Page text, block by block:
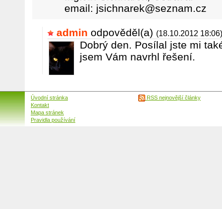
email: jsichnarek@seznam.cz
admin odpověděl(a) (18.10.2012 18:06)
Dobrý den. Posílal jste mi
jsem Vám navrhl řešení.
Úvodní stránka
Kontakt
Mapa stránek
Pravidla používání
RSS nejnovější články